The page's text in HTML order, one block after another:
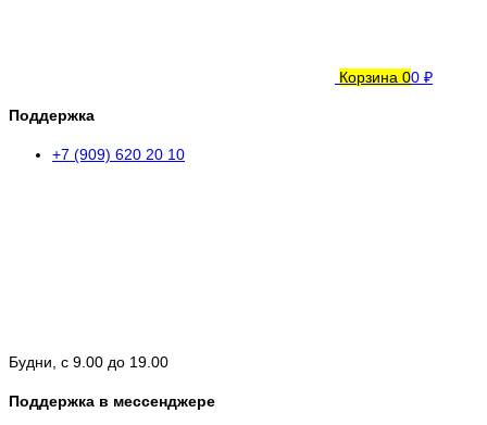
Корзина 00 ₽
Поддержка
+7 (909) 620 20 10
Будни, с 9.00 до 19.00
Поддержка в мессенджере